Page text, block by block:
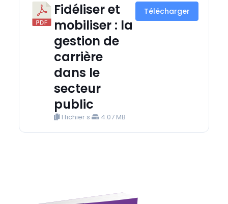
Fidéliser et
mobiliser : la
gestion de
carrière
dans le
secteur
public
1 fichier·s 4.07 MB
Télécharger